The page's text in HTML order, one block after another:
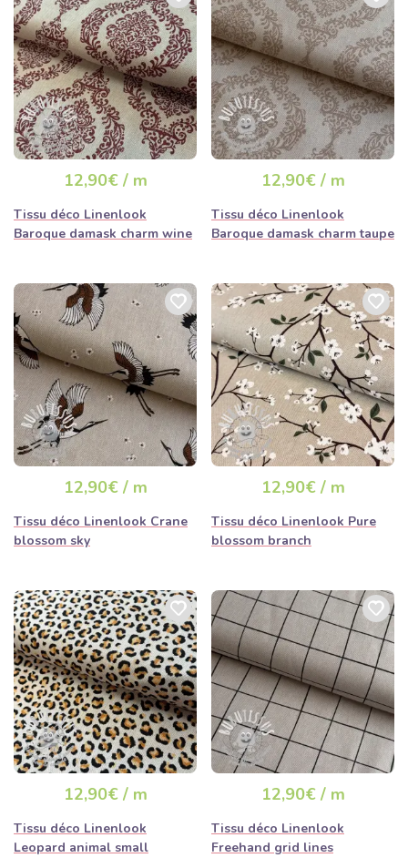
12,90€ / m
Tissu déco Linenlook
Baroque damask charm wine
12,90€ / m
Tissu déco Linenlook
Baroque damask charm taupe
12,90€ / m
Tissu déco Linenlook Crane
blossom sky
12,90€ / m
Tissu déco Linenlook Pure
blossom branch
12,90€ / m
Tissu déco Linenlook
Leopard animal small
12,90€ / m
Tissu déco Linenlook
Freehand grid lines